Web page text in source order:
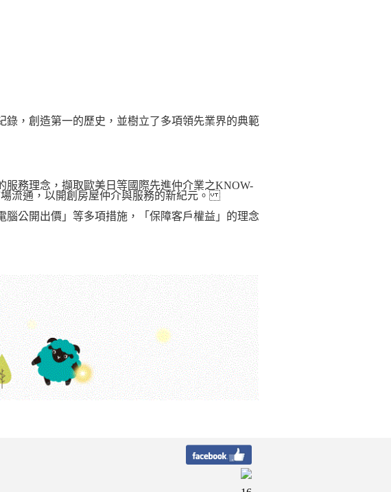
，創造第一的歷史，並樹立了多項領先業界的典範
務理念，擷取歐美日等國際先進仲介業之KNOW-
場流通，以開創房屋仲介與服務的新紀元。
公開出價」等多項措施，「保障客戶權益」的理念